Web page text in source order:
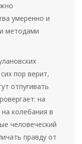
умеренно и
методами
пор верит,
отпугивать
на
колебания в
человеческий
правду от